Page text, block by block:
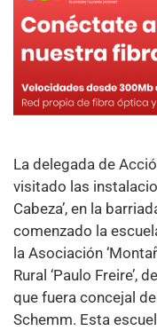
La delegada de
visitado las
Cabeza’, en la
comenzado la
la Asociación
Rural ‘Paulo Freire’,
que fuera concejal
Schemm. Esta